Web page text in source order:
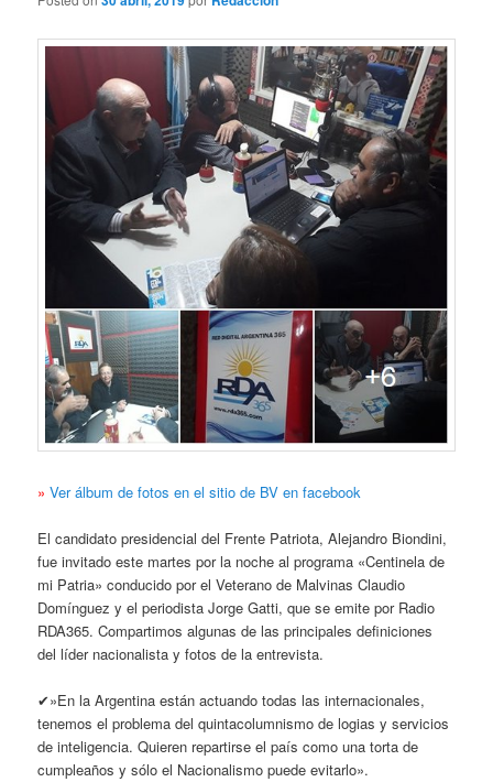
» Ver álbum de fotos en el sitio de BV en facebook
El candidato presidencial del Frente Patriota, Alejandro Biondini,
fue invitado este martes por la noche al programa «Centinela de
mi Patria» conducido por el Veterano de Malvinas Claudio
Domínguez y el periodista Jorge Gatti, que se emite por Radio
RDA365. Compartimos algunas de las principales definiciones
del líder nacionalista y fotos de la entrevista.
✔»En la Argentina están actuando todas las internacionales,
tenemos el problema del quintacolumnismo de logias y servicios
de inteligencia. Quieren repartirse el país como una torta de
cumpleaños y sólo el Nacionalismo puede evitarlo».